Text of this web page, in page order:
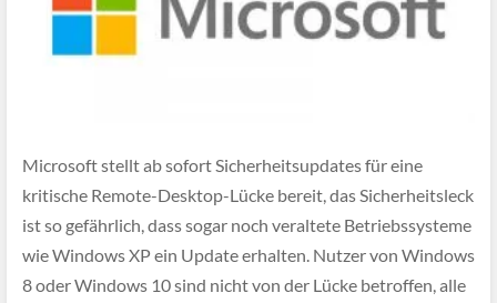
Microsoft stellt ab sofort Sicherheitsupdates für eine
kritische Remote-Desktop-Lücke bereit, das Sicherheitsleck
ist so gefährlich, dass sogar noch veraltete Betriebssysteme
wie Windows XP ein Update erhalten. Nutzer von Windows
8 oder Windows 10 sind nicht von der Lücke betroffen, alle